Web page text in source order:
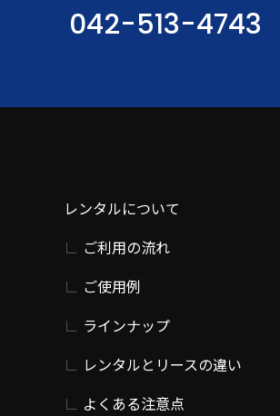
042-513-4743
レンタルについて
ご利用の流れ
ご使用例
ラインナップ
レンタルとリースの違い
よくある注意点